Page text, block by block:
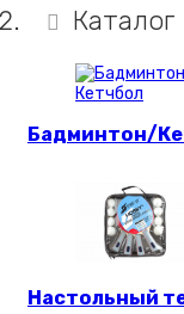
Каталог
Бадминтон/
Настольный